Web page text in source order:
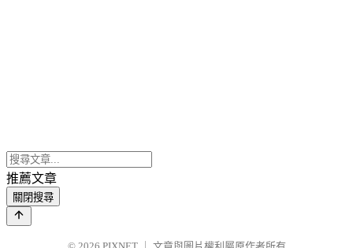
推薦文章
關閉搜尋